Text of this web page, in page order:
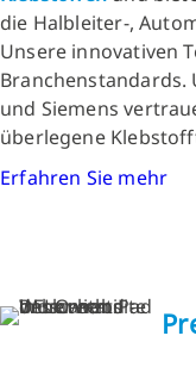
die Halbleiter-,
Unsere innovativen
Branchenstandards.
und Siemens
überlegene
Erfahren Sie mehr